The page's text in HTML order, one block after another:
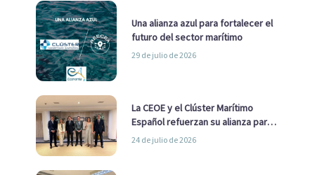
Una alianza azul para fortalecer el
futuro del sector marítimo
29 de julio de 2026
La CEOE y el Clúster Marítimo
Español refuerzan su alianza para
impulsar una estrategia Nacional
24 de julio de 2026